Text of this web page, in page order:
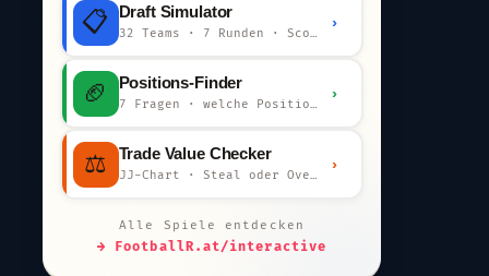
📋 Draft Simulator
32 Teams · 7 Runden · Scout-Kommentar
›
🏈 Positions-Finder
7 Fragen · welche Position bist du?
›
⚖️ Trade Value Checker
JJ-Chart · Steal oder Overpay?
›
Alle Spiele entdecken
→ FootballR.at/interactive